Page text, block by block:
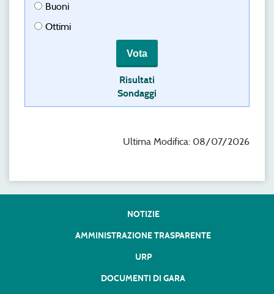
Buoni
Ottimi
Risultati
Sondaggi
Ultima Modifica: 08/07/2026
NOTIZIE
AMMINISTRAZIONE TRASPARENTE
URP
DOCUMENTI DI GARA